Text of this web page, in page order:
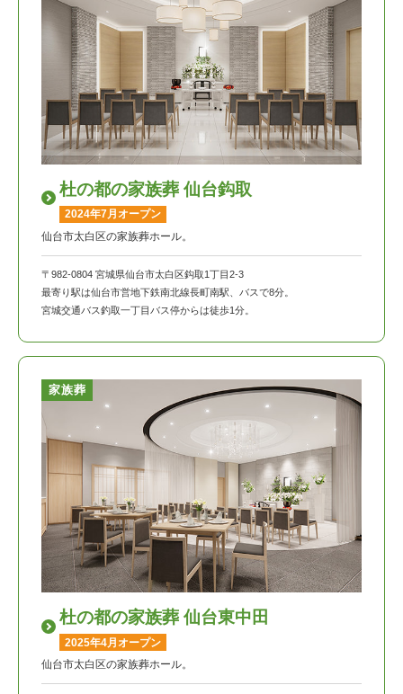
杜の都の家族葬 仙台鈎取
2024年7月オープン
仙台市太白区の家族葬ホール。
〒982-0804 宮城県仙台市太白区鈎取1丁目2-3
最寄り駅は仙台市営地下鉄南北線長町南駅、バスで8分。
宮城交通バス釣取一丁目バス停からは徒歩1分。
家族葬
杜の都の家族葬 仙台東中田
2025年4月オープン
仙台市太白区の家族葬ホール。